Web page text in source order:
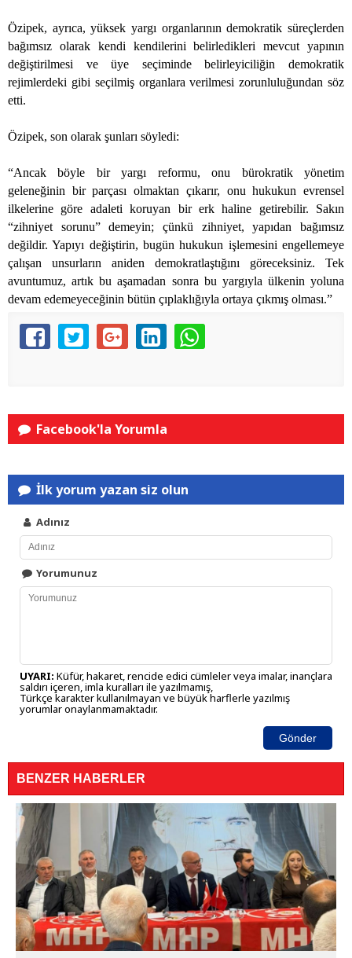
Özipek, ayrıca, yüksek yargı organlarının demokratik süreçlerden
bağımsız olarak kendi kendilerini belirledikleri mevcut yapının
değiştirilmesi ve üye seçiminde belirleyiciliğin demokratik
rejimlerdeki gibi seçilmiş organlara verilmesi zorunluluğundan söz
etti.
Özipek, son olarak şunları söyledi:
“Ancak böyle bir yargı reformu, onu bürokratik yönetim
geleneğinin bir parçası olmaktan çıkarır, onu hukukun evrensel
ilkelerine göre adaleti koruyan bir erk haline getirebilir. Sakın
“zihniyet sorunu” demeyin; çünkü zihniyet, yapıdan bağımsız
değildir. Yapıyı değiştirin, bugün hukukun işlemesini engellemeye
çalışan unsurların aniden demokratlaştığını göreceksiniz. Tek
avuntumuz, artık bu aşamadan sonra bu yargıyla ülkenin yoluna
devam edemeyeceğinin bütün çıplaklığıyla ortaya çıkmış olması.”
Facebook'la Yorumla
İlk yorum yazan siz olun
Adınız
Yorumunuz
UYARI: Küfür, hakaret, rencide edici cümleler veya imalar, inançlara
saldırı içeren, imla kuralları ile yazılmamış,
Türkçe karakter kullanılmayan ve büyük harflerle yazılmış
yorumlar onaylanmamaktadır.
Gönder
BENZER HABERLER